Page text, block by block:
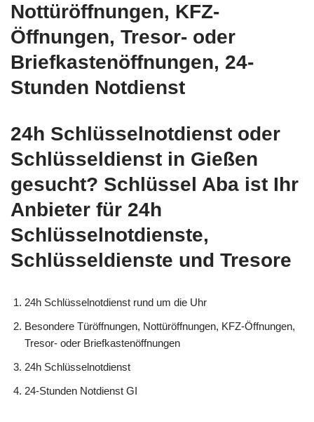
Nottüröffnungen, KFZ-
Öffnungen, Tresor- oder
Briefkastenöffnungen, 24-
Stunden Notdienst
24h Schlüsselnotdienst oder
Schlüsseldienst in Gießen
gesucht? Schlüssel Aba ist Ihr
Anbieter für 24h
Schlüsselnotdienste,
Schlüsseldienste und Tresore
24h Schlüsselnotdienst rund um die Uhr
Besondere Türöffnungen, Nottüröffnungen, KFZ-Öffnungen,
Tresor- oder Briefkastenöffnungen
24h Schlüsselnotdienst
24-Stunden Notdienst GI